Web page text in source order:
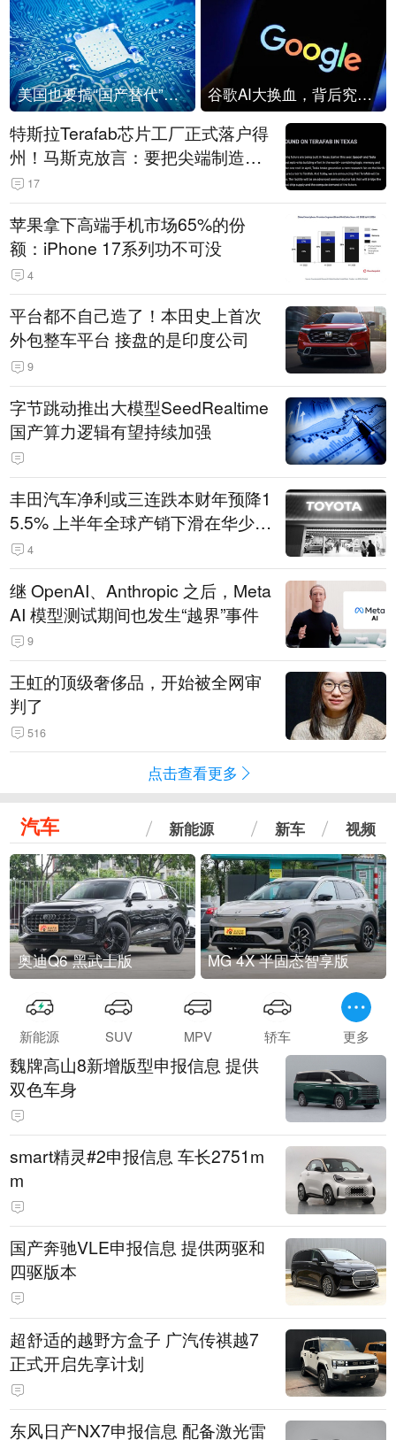
美国也要搞“国产替代”？先算清三笔账 谷歌AI大换血，背后究竟发生了什么？
特斯拉Terafab芯片工厂正式落户得
州！马斯克放言：要把尖端制造带
回美国
17
苹果拿下高端手机市场65%的份
额：iPhone 17系列功不可没
4
平台都不自己造了！本田史上首次
外包整车平台 接盘的是印度公司
9
字节跳动推出大模型SeedRealtime
国产算力逻辑有望持续加强
丰田汽车净利或三连跌本财年预降1
5.5% 上半年全球产销下滑在华少卖
14.3万辆
4
继 OpenAI、Anthropic 之后，Meta
AI 模型测试期间也发生“越界”事件
9
王虹的顶级奢侈品，开始被全网审
判了
516
点击查看更多
汽车 新能源 新车 视频
奥迪Q6 黑武士版 MG 4X 半固态智享版
新能源 SUV MPV 轿车 更多
魏牌高山8新增版型申报信息 提供
双色车身
smart精灵#2申报信息 车长2751m
m
国产奔驰VLE申报信息 提供两驱和
四驱版本
超舒适的越野方盒子 广汽传祺越7
正式开启先享计划
东风日产NX7申报信息 配备激光雷